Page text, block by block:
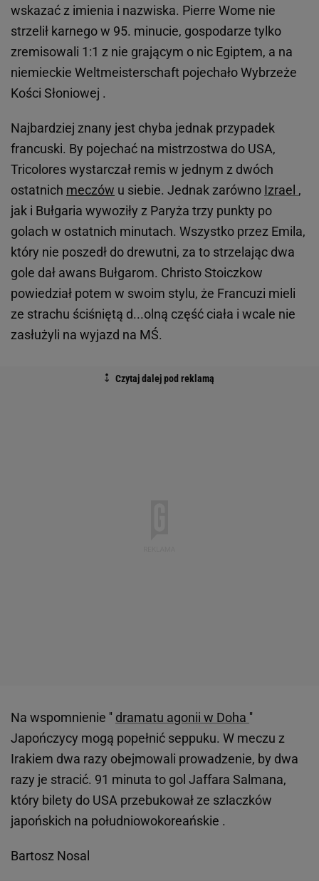
wskazać z imienia i nazwiska. Pierre Wome nie
strzelił karnego w 95. minucie, gospodarze tylko
zremisowali 1:1 z nie grającym o nic Egiptem, a na
niemieckie Weltmeisterschaft pojechało Wybrzeże
Kości Słoniowej .
Najbardziej znany jest chyba jednak przypadek
francuski. By pojechać na mistrzostwa do USA,
Tricolores wystarczał remis w jednym z dwóch
ostatnich meczów u siebie. Jednak zarówno Izrael ,
jak i Bułgaria wywoziły z Paryża trzy punkty po
golach w ostatnich minutach. Wszystko przez Emila,
który nie poszedł do drewutni, za to strzelając dwa
gole dał awans Bułgarom. Christo Stoiczkow
powiedział potem w swoim stylu, że Francuzi mieli
ze strachu ściśniętą d...olną część ciała i wcale nie
zasłużyli na wyjazd na MŚ.
Na wspomnienie '' dramatu agonii w Doha ''
Japończycy mogą popełnić seppuku. W meczu z
Irakiem dwa razy obejmowali prowadzenie, by dwa
razy je stracić. 91 minuta to gol Jaffara Salmana,
który bilety do USA przebukował ze szlaczków
japońskich na południowokoreańskie .
Bartosz Nosal